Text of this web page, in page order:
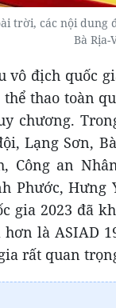
trời, các nội
Bà Rịa-
vô địch quốc
thao toàn
chương.
Lạng Sơn,
Công an
Phước, Hưng
gia 2023 đã
hơn là ASIAD
rất quan